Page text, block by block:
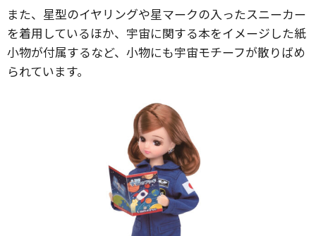
また、星型のイヤリングや星マークの入ったスニーカー
を着用しているほか、宇宙に関する本をイメージした紙
小物が付属するなど、小物にも宇宙モチーフが散りばめ
られています。